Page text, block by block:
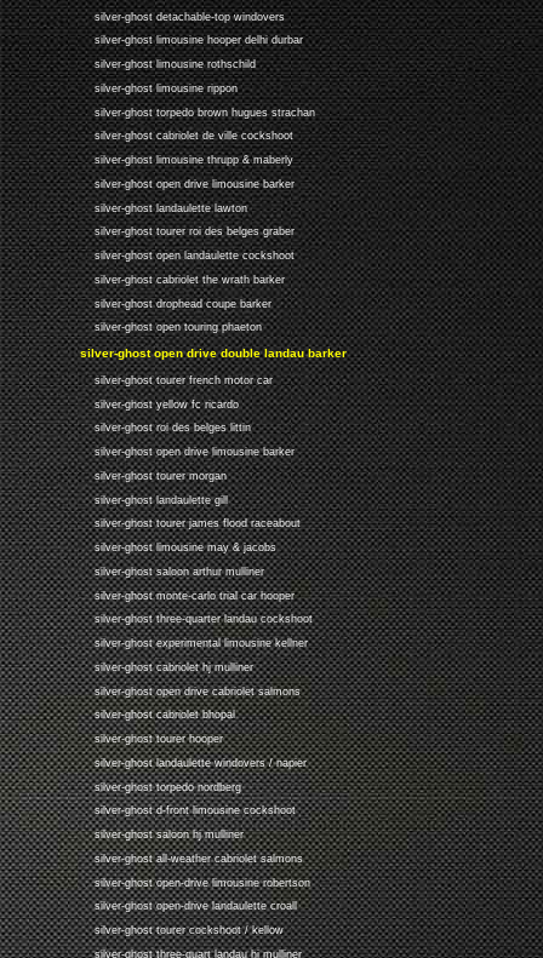
silver-ghost detachable-top windovers
silver-ghost limousine hooper delhi durbar
silver-ghost limousine rothschild
silver-ghost limousine rippon
silver-ghost torpedo brown hugues strachan
silver-ghost cabriolet de ville cockshoot
silver-ghost limousine thrupp & maberly
silver-ghost open drive limousine barker
silver-ghost landaulette lawton
silver-ghost tourer roi des belges graber
silver-ghost open landaulette cockshoot
silver-ghost cabriolet the wrath barker
silver-ghost drophead coupe barker
silver-ghost open touring phaeton
silver-ghost open drive double landau barker
silver-ghost tourer french motor car
silver-ghost yellow fc ricardo
silver-ghost roi des belges littin
silver-ghost open drive limousine barker
silver-ghost tourer morgan
silver-ghost landaulette gill
silver-ghost tourer james flood raceabout
silver-ghost limousine may & jacobs
silver-ghost saloon arthur mulliner
silver-ghost monte-carlo trial car hooper
silver-ghost three-quarter landau cockshoot
silver-ghost experimental limousine kellner
silver-ghost cabriolet hj mulliner
silver-ghost open drive cabriolet salmons
silver-ghost cabriolet bhopal
silver-ghost tourer hooper
silver-ghost landaulette windovers / napier
silver-ghost torpedo nordberg
silver-ghost d-front limousine cockshoot
silver-ghost saloon hj mulliner
silver-ghost all-weather cabriolet salmons
silver-ghost open-drive limousine robertson
silver-ghost open-drive landaulette croall
silver-ghost tourer cockshoot / kellow
silver-ghost three-quart landau hj mulliner